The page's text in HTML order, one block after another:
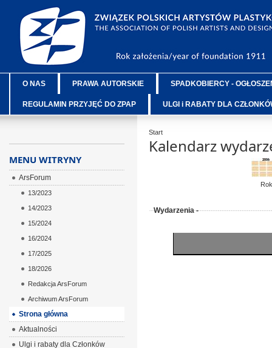
O NAS PRAWA AUTORSKIE SPADKOBIERCY -
REGULAMIN PRZYJĘĆ DO ZPAP ULGI i RABATY DLA
Start
Kalendarz
Rok
Wydarzenia -
MENU WITRYNY
ArsForum
13/2023
14/2023
15/2024
16/2024
17/2025
18/2026
Redakcja ArsForum
Archiwum ArsForum
Strona główna
Aktualności
Ulgi i rabaty dla Członków